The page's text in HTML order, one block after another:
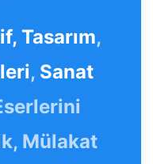
Tasarım,
, Sanat
Mülakat